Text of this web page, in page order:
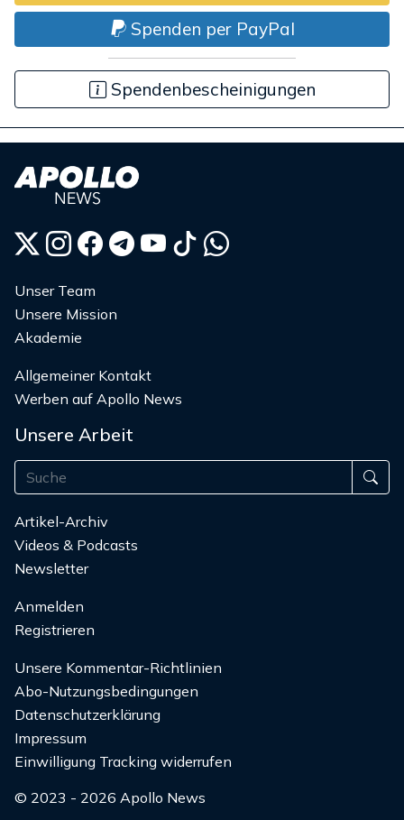
Spenden per PayPal
Spendenbescheinigungen
Unser Team
Unsere Mission
Akademie
Allgemeiner Kontakt
Werben auf Apollo News
Unsere Arbeit
Artikel-Archiv
Videos & Podcasts
Newsletter
Anmelden
Registrieren
Unsere Kommentar-Richtlinien
Abo-Nutzungsbedingungen
Datenschutzerklärung
Impressum
Einwilligung Tracking widerrufen
© 2023 - 2026 Apollo News